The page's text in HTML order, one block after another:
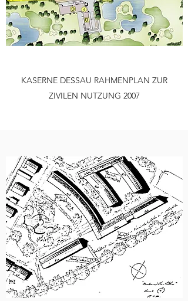
KASERNE DESSAU RAHMENPLAN ZUR
ZIVILEN NUTZUNG 2007